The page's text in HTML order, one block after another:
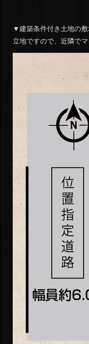
▼建築条件付き土地の
立地ですので、近隣で